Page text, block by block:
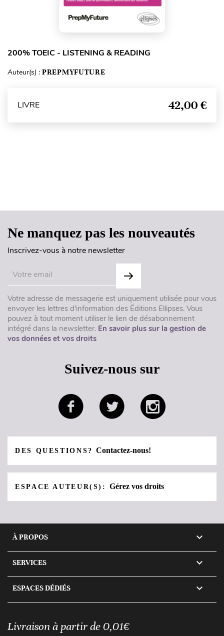
200% TOEIC - LISTENING & READING
Auteur(s) : PREPMYFUTURE
LIVRE 42,00 €
Ne manquez pas les nouveautés
Inscrivez-vous à notre newsletter
Votre adresse de messagerie est uniquement utilisée pour vous
envoyer les lettres d'information des Éditions Ellipses. Vous
pouvez à tout moment utiliser le lien de désabonnement
intégré dans la newsletter. En savoir plus sur la gestion de
vos données et vos droits
Suivez-nous sur
DES QUESTIONS?Contactez-nous!
ESPACE AUTEUR(S):Gérez vos droits
À PROPOS 
SERVICES 
ESPACES DÉDIÉS 
Livraison à partir de 0,01€